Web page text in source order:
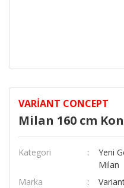
VARIANT CONCEPT
Milan 160 cm
Kategori Yeni
Milan
Marka